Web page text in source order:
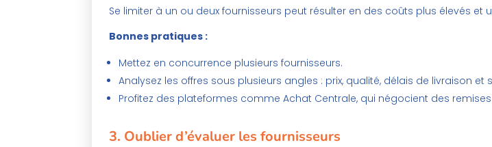
Se limiter à un ou deux fournisseurs peut résulter en des coûts plus élevés
Bonnes pratiques :
Mettez en concurrence plusieurs fournisseurs.
Analysez les offres sous plusieurs angles : prix, qualité, délais de livraison et
Profitez des plateformes comme Achat Centrale, qui négocient des
3. Oublier d’évaluer les fournisseurs